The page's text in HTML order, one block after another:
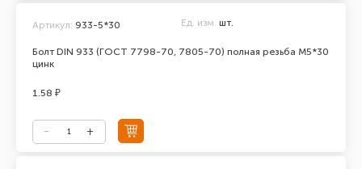
Болт DIN 933 (ГОСТ 7798-70, 7805-70) полная резьба М5*30
цинк
Артикул: 933-5*30 Ед. изм. шт.
1.58 ₽